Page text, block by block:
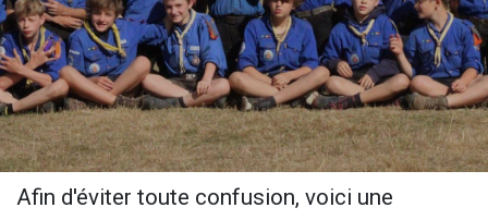
Afin d'éviter toute confusion, voici une